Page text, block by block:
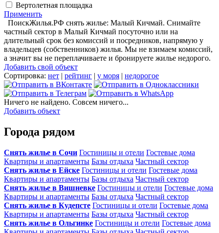
Вертолетная площадка
Применить
ПоискЖилья.РФ снять жилье: Малый Кичмай. Снимайте
частный сектор в Малый Кичмай посуточно или на
длительный срок без комиссий и посредников, напрямую у
владельцев (собственников) жилья. Мы не взимаем комиссий,
а значит вы не переплачиваете и бронируете жилье недорого.
Добавить свой объект
Сортировка: нет | рейтинг | у моря | недорогое
Ничего не найдено. Совсем ничего...
Добавить объект
Города рядом
Снять жилье в Сочи Гостиницы и отели Гостевые дома
Квартиры и апартаменты Базы отдыха Частный сектор
Снять жилье в Ейске Гостиницы и отели Гостевые дома
Квартиры и апартаменты Базы отдыха Частный сектор
Снять жилье в Вишневке Гостиницы и отели Гостевые дома
Квартиры и апартаменты Базы отдыха Частный сектор
Снять жилье в Кудепсте Гостиницы и отели Гостевые дома
Квартиры и апартаменты Базы отдыха Частный сектор
Снять жилье в Ольгинке Гостиницы и отели Гостевые дома